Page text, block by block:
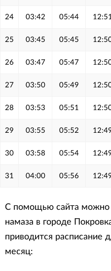
24 03:42 05:44
25 03:45 05:45
26 03:47 05:47
27 03:50 05:49
28 03:53 05:51
29 03:55 05:52
30 03:58 05:54
31 04:00 05:56
С помощью сайта можно
намаза в городе
приводится расписание
месяц: